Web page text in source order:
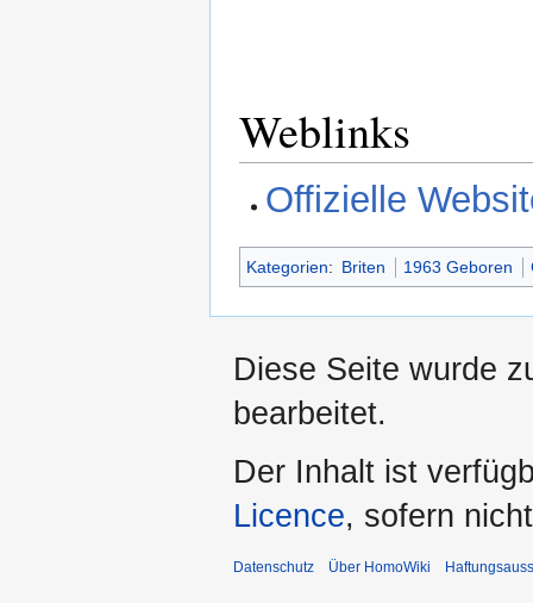
Weblinks
Offizielle
Kategorien: Briten 1963 Geboren
Diese Seite wurde
bearbeitet.
Der Inhalt ist
Licence, sofern
Datenschutz Über HomoWiki